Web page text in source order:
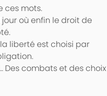
ces mots.
où enfin le droit de
liberté est choisi par
Des combats et des choix